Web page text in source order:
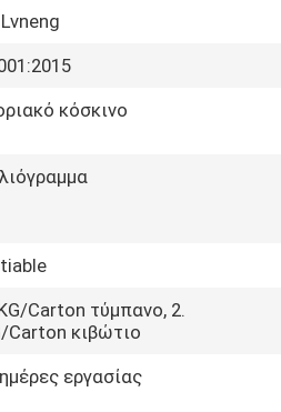
κόσκινο
Carton τύμπανο, 2.
Carton κιβώτιο
εργασίας